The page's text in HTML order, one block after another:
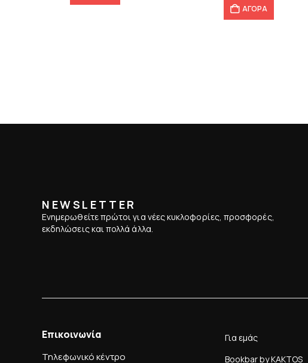
ΑΓΟΡΑ
NEWSLETTER
Ενημερωθείτε πρώτοι για νέες κυκλοφορίες, προσφορές,
εκδηλώσεις και πολλά άλλα.
Επικοινωνία
Τηλεφωνικό κέντρο
Για εμάς
Bookbar by KAKTOS